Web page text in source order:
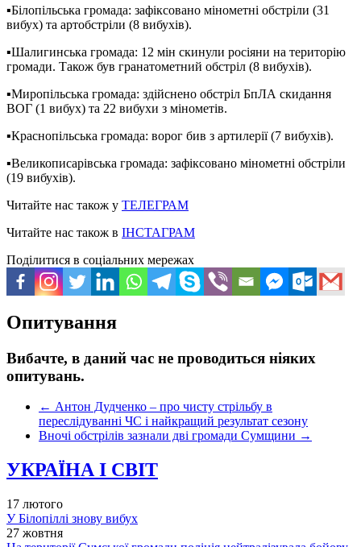
▪️Білопільська громада: зафіксовано мінометні обстріли (31
вибух) та артобстріли (8 вибухів).
▪️Шалигинська громада: 12 мін скинули росіяни на територію
громади. Також був гранатометний обстріл (8 вибухів).
▪️Миропільська громада: здійснено обстріл БпЛА скидання
ВОГ (1 вибух) та 22 вибухи з мінометів.
▪️Краснопільська громада: ворог бив з артилерії (7 вибухів).
▪️Великописарівська громада: зафіксовано мінометні обстріли
(19 вибухів).
Читайте нас також у ТЕЛЕГРАМ
Читайте нас також в ІНСТАГРАМ
Поділитися в соціальних мережах
Опитування
Вибачте, в даний час не проводиться ніяких
опитувань.
← Антон Дудченко – про чисту стрільбу в
переслідуванні ЧС і найкращий результат сезону
Вночі обстрілів зазнали дві громади Сумщини →
УКРАЇНА І СВІТ
17 лютого
У Білопіллі знову вибух
27 жовтня